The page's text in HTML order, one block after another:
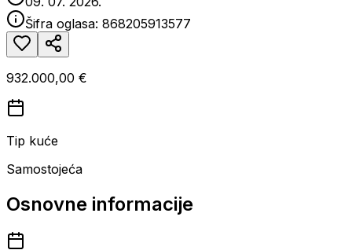
Šifra oglasa: 868205913577
932.000,00 €
Tip kuće
Samostojeća
Osnovne informacije